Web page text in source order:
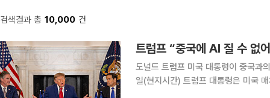
검색결과 총 10,000 건
트럼프 “중국에 AI 질 수 없
도널드 트럼프 미국 대통령이 중국과
일(현지시간) 트럼프 대통령은 미국